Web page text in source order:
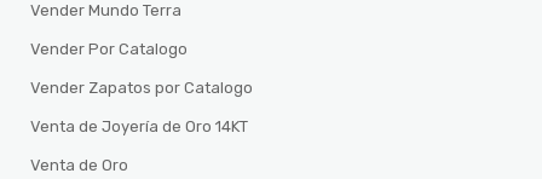
Vender Mundo Terra
Vender Por Catalogo
Vender Zapatos por Catalogo
Venta de Joyería de Oro 14KT
Venta de Oro